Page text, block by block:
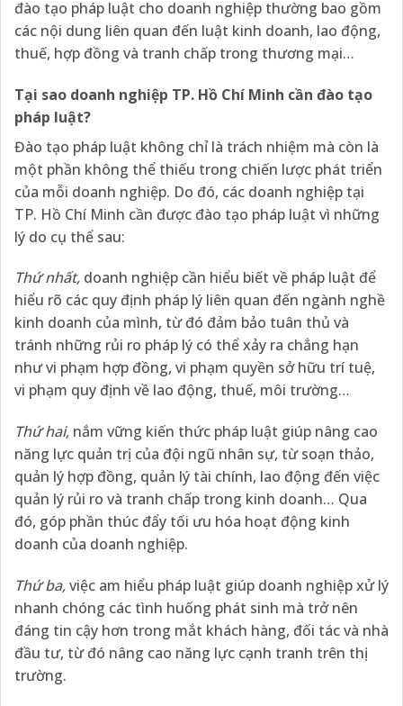
đào tạo pháp luật cho doanh nghiệp thường bao gồm
các nội dung liên quan đến luật kinh doanh, lao động,
thuế, hợp đồng và tranh chấp trong thương mại…
Tại sao doanh nghiệp TP. Hồ Chí Minh cần đào tạo
pháp luật?
Đào tạo pháp luật không chỉ là trách nhiệm mà còn là
một phần không thể thiếu trong chiến lược phát triển
của mỗi doanh nghiệp. Do đó, các doanh nghiệp tại
TP. Hồ Chí Minh cần được đào tạo pháp luật vì những
lý do cụ thể sau:
Thứ nhất, doanh nghiệp cần hiểu biết về pháp luật để
hiểu rõ các quy định pháp lý liên quan đến ngành nghề
kinh doanh của mình, từ đó đảm bảo tuân thủ và
tránh những rủi ro pháp lý có thể xảy ra chẳng hạn
như vi phạm hợp đồng, vi phạm quyền sở hữu trí tuệ,
vi phạm quy định về lao động, thuế, môi trường…
Thứ hai, nắm vững kiến thức pháp luật giúp nâng cao
năng lực quản trị của đội ngũ nhân sự, từ soạn thảo,
quản lý hợp đồng, quản lý tài chính, lao động đến việc
quản lý rủi ro và tranh chấp trong kinh doanh… Qua
đó, góp phần thúc đẩy tối ưu hóa hoạt động kinh
doanh của doanh nghiệp.
Thứ ba,việc am hiểu pháp luật giúp doanh nghiệp xử lý
nhanh chóng các tình huống phát sinh mà trở nên
đáng tin cậy hơn trong mắt khách hàng, đối tác và nhà
đầu tư, từ đó nâng cao năng lực cạnh tranh trên thị
trường.